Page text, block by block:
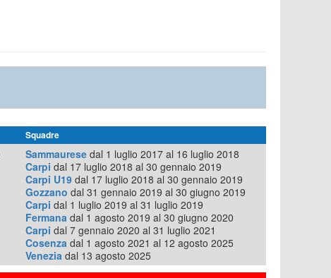
Squadre
Sammaurese dal 1 luglio 2017 al 16 luglio 2018
Carpi dal 17 luglio 2018 al 30 gennaio 2019
Carpi U19 dal 17 luglio 2018 al 30 gennaio 2019
Gozzano dal 31 gennaio 2019 al 30 giugno 2019
Carpi dal 1 luglio 2019 al 31 luglio 2019
Fermana dal 1 agosto 2019 al 30 giugno 2020
Carpi dal 7 gennaio 2020 al 31 luglio 2021
Cosenza dal 1 agosto 2021 al 12 agosto 2025
Venezia dal 13 agosto 2025